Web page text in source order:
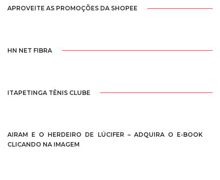
APROVEITE AS PROMOÇÕES DA SHOPEE
HN NET FIBRA
ITAPETINGA TÊNIS CLUBE
AIRAM E O HERDEIRO DE LÚCIFER – ADQUIRA O E-BOOK
CLICANDO NA IMAGEM